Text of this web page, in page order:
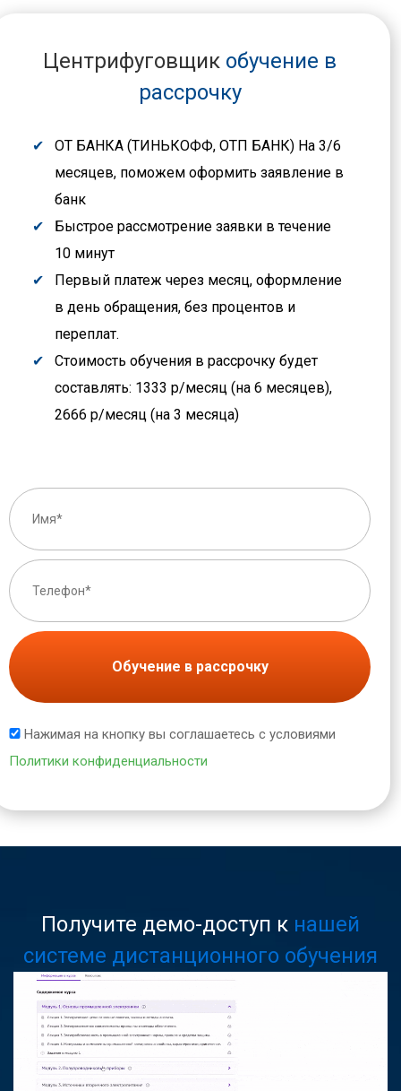
Центрифуговщик обучение в
рассрочку
ОТ БАНКА (ТИНЬКОФФ, ОТП БАНК) На 3/6
месяцев, поможем оформить заявление в
банк
Быстрое рассмотрение заявки в течение
10 минут
Первый платеж через месяц, оформление
в день обращения, без процентов и
переплат.
Стоимость обучения в рассрочку будет
составлять: 1333 р/месяц (на 6 месяцев),
2666 р/месяц (на 3 месяца)
Обучение в рассрочку
Нажимая на кнопку вы соглашаетесь с условиями
Политики конфиденциальности
Получите демо-доступ к нашей
системе дистанционного обучения